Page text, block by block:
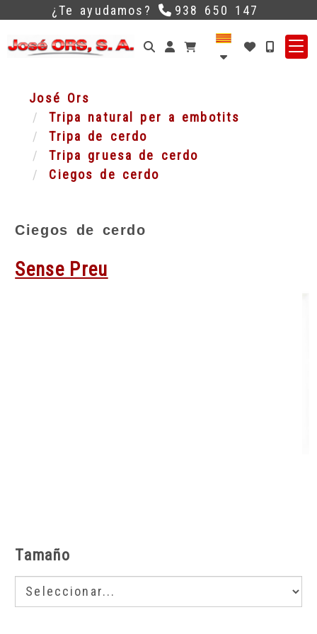
Identifícat
¿Te ayudamos? 938 650 147
José Ors
Tripa natural per a embotits
Tripa de cerdo
Tripa gruesa de cerdo
Ciegos de cerdo
Ciegos de cerdo
Sense Preu
Tamaño